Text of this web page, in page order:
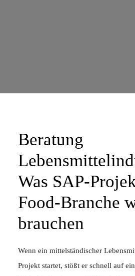
Beratung
Was SAP-
Food-Branche
brauchen
Wenn ein mittelständischer
Projekt startet, stößt er schnell auf